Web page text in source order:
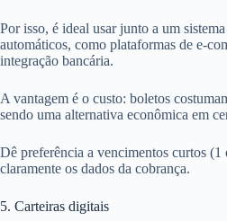
Por isso, é ideal usar junto a um
automáticos, como plataformas de e-
integração bancária.
A vantagem é o custo: boletos
sendo uma alternativa econômica em
Dê preferência a vencimentos curtos
claramente os dados da cobrança.
5. Carteiras digitais